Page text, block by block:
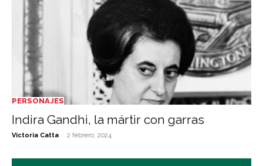
PERSONAJES
Indira Gandhi, la mártir con garras
Victoria Catta - 2 febrero, 2024